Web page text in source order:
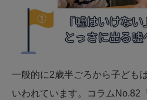
一般的に2歳半ごろから子ども
いわれています。コラムNo.82「